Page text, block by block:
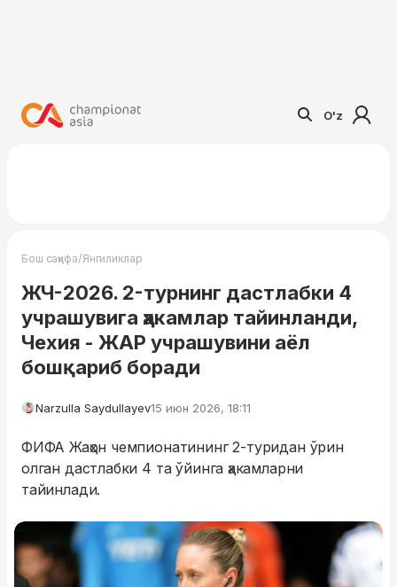
O'z
Бош саҳифа/Янгиликлар
ЖЧ-2026. 2-турнинг дастлабки 4
учрашувига ҳакамлар тайинланди,
Чехия - ЖАР учрашувини аёл
бошқариб боради
Narzulla Saydullayev15 июн 2026, 18:11
ФИФА Жаҳон чемпионатининг 2-туридан ўрин
олган дастлабки 4 та ўйинга ҳакамларни
тайинлади.